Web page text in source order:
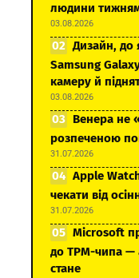
людини
03.08.2026
Дизайн, до
Samsung
камеру й
03.08.2026
Венера не
розпеченою
31.07.2026
Apple
чекати від
31.07.2026
Microsoft
до TPM-чипа —
стане